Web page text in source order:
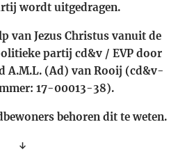
wordt uitgedragen.
van Jezus Christus vanuit de
partij cd&v / EVP door
A.M.L. (Ad) van Rooij (cd&v-
17-00013-38).
behoren dit te weten.
↓